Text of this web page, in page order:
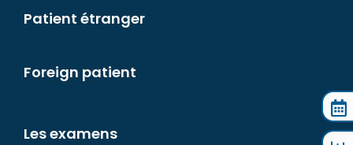
Patient étranger
Foreign patient
Les examens